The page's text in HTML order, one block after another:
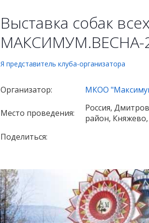
Выставка собак
МАКСИМУМ.ВЕСНА-
Я представитель клуба-организатора
Организатор: МКОО
Место проведения:
Россия,
район,
Поделиться: